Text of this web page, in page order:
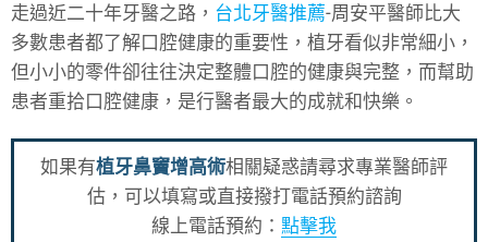
走過近二十年牙醫之路， 台北牙醫推薦-周安平醫師比大
多數患者都了解口腔健康的重要性，植牙看似非常細小，
但小小的零件卻往往決定整體口腔的健康與完整，而幫助
患者重拾口腔健康，是行醫者最大的成就和快樂。
如果有植牙鼻竇增高術相關疑惑請尋求專業醫師評
估，可以填寫或直接撥打電話預約諮詢
線上電話預約： 點擊我